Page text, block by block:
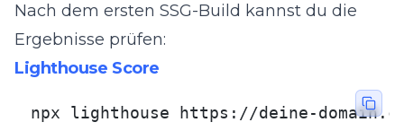
Nach dem ersten SSG-Build kannst du die
Ergebnisse prüfen:
Lighthouse Score
npx lighthouse https://deine-